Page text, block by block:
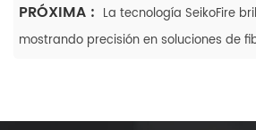
PRÓXIMA : La tecnología SeikoFire
mostrando precisión en soluciones de